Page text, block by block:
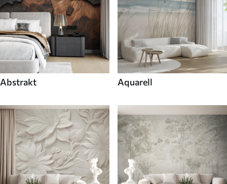
Abstrakt Aquarell